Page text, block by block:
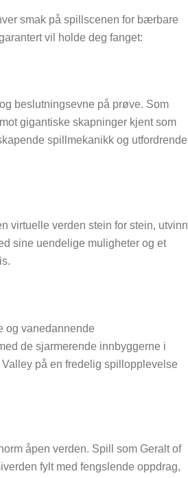
smak på spillscenen for bærbare
vil holde deg fanget:
beslutningsevne på prøve. Som
gigantiske skapninger kjent som
spillmekanikk og utfordrende
virtuelle verden stein for stein, utvinn
sine uendelige muligheter og et
og vanedannende
de sjarmerende innbyggerne i
på en fredelig spillopplevelse
åpen verden. Spill som Geralt of
fylt med fengslende oppdrag,